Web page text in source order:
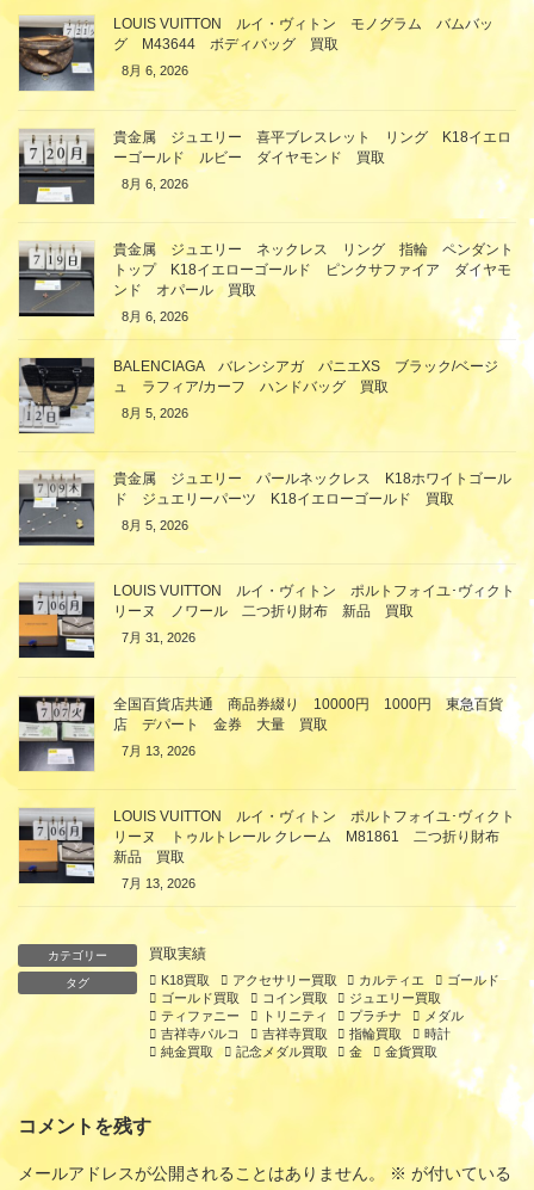
LOUIS VUITTON ルイ・ヴィトン モノグラム バムバッ
グ M43644 ボディバッグ 買取
8月 6, 2026
貴金属 ジュエリー 喜平ブレスレット リング K18イエロ
ーゴールド ルビー ダイヤモンド 買取
8月 6, 2026
貴金属 ジュエリー ネックレス リング 指輪 ペンダント
トップ K18イエローゴールド ピンクサファイア ダイヤモ
ンド オパール 買取
8月 6, 2026
BALENCIAGA バレンシアガ パニエXS ブラック/ベージ
ュ ラフィア/カーフ ハンドバッグ 買取
8月 5, 2026
貴金属 ジュエリー パールネックレス K18ホワイトゴール
ド ジュエリーパーツ K18イエローゴールド 買取
8月 5, 2026
LOUIS VUITTON ルイ・ヴィトン ポルトフォイユ･ヴィクト
リーヌ ノワール 二つ折り財布 新品 買取
7月 31, 2026
全国百貨店共通 商品券綴り 10000円 1000円 東急百貨
店 デパート 金券 大量 買取
7月 13, 2026
LOUIS VUITTON ルイ・ヴィトン ポルトフォイユ･ヴィクト
リーヌ トゥルトレール クレーム M81861 二つ折り財布
新品 買取
7月 13, 2026
カテゴリー 買取実績
タグ K18買取 アクセサリー買取 カルティエ
ゴールド
ゴールド買取
コイン買取
ジュエリー買取
ティファニー
トリニティ プラチナ
メダル
吉祥寺パルコ
吉祥寺買取 指輪買取
時計
純金買取
記念メダル買取 金 金貨買取
コメントを残す
メールアドレスが公開されることはありません。 ※ が付いている